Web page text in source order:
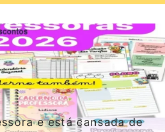
e está cansada de